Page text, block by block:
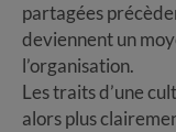
partagées
deviennent un
l’organisation.
Les traits d’une
alors plus